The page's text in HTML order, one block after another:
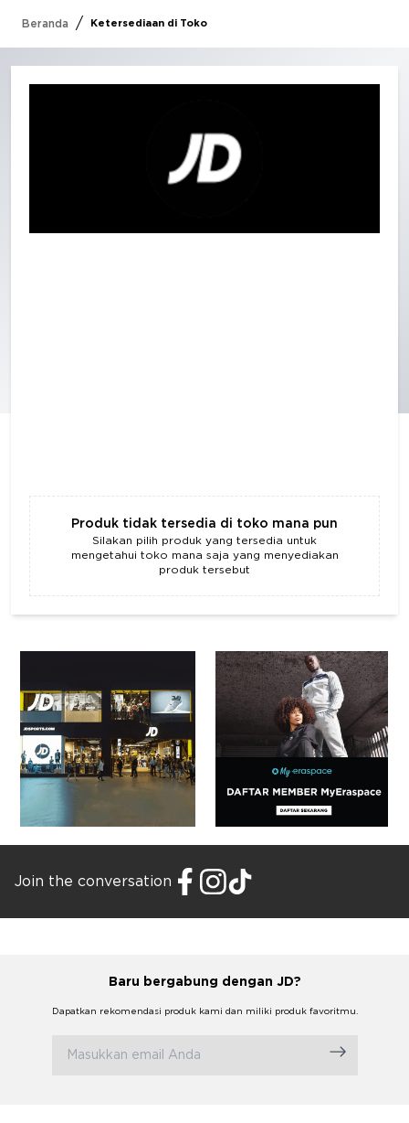
Beranda / Ketersediaan di Toko
Produk tidak tersedia di toko mana pun
Silakan pilih produk yang tersedia untuk
mengetahui toko mana saja yang menyediakan
produk tersebut
Join the conversation
Baru bergabung dengan JD?
Dapatkan rekomendasi produk kami dan miliki produk favoritmu.